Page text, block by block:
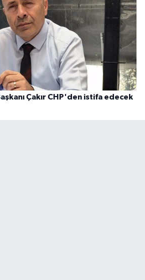
Çakır CHP'den istifa edecek